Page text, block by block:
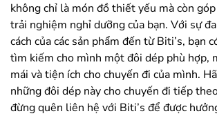
không chỉ là món đồ thiết yếu mà còn
trải nghiệm nghỉ dưỡng của bạn. Với sự
cách của các sản phẩm đến từ Biti’s, bạn
tìm kiếm cho mình một đôi dép phù hợp,
mái và tiện ích cho chuyến đi của mình.
những đôi dép này cho chuyến đi tiếp
đừng quên liên hệ với Biti’s để được